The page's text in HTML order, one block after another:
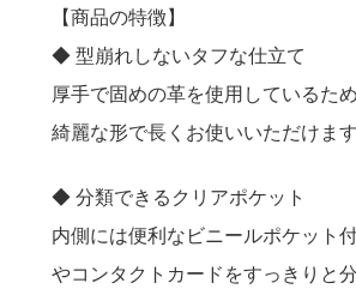
【商品の特徴】
◆ 型崩れしないタフな仕立て
厚手で固めの革を使用しているた
綺麗な形で長くお使いいただけます
◆ 分類できるクリアポケット
内側には便利なビニールポケット
やコンタクトカードをすっきりと